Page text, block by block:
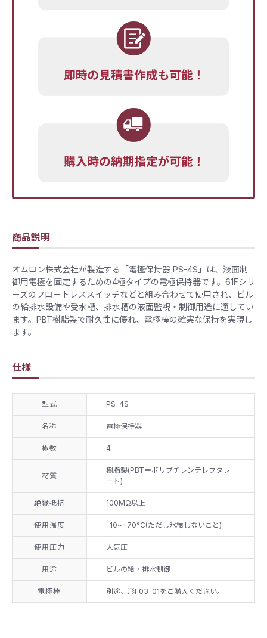
商品説明
オムロン株式会社が製造する「電極保持器 PS-4S」は、液面制
御用電極を固定するための4極タイプの電極保持器です。61Fシリ
ーズのフロートレススイッチなどと組み合わせて使用され、ビル
の給排水設備や受水槽、排水槽の液面監視・制御用途に適してい
ます。PBT樹脂製で耐久性に優れ、電極棒の確実な保持を実現し
ます。
仕様
型式 PS-4S
名称 電極保持器
極数 4
材質
樹脂製(PBT＝ポリブチレンテレフタレ
ート)
絶縁抵抗 100MΩ以上
使用温度 -10~+70°C(ただし氷結しないこと)
使用圧力 大気圧
用途 ビルの給・排水制御
電極棒 別途、形F03-01をご購入ください。